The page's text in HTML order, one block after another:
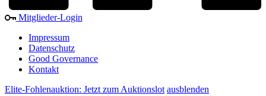
Mitglieder-Login
Impressum
Datenschutz
Good Governance
Kontakt
Elite-Fohlenauktion: Jetzt zum Auktionslot ausblenden